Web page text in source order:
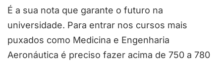
É a sua nota que garante o futuro na
universidade. Para entrar nos cursos mais
puxados como Medicina e Engenharia
Aeronáutica é preciso fazer acima de 750 a 780